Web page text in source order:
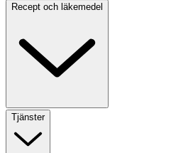
Recept och läkemedel
Tjänster